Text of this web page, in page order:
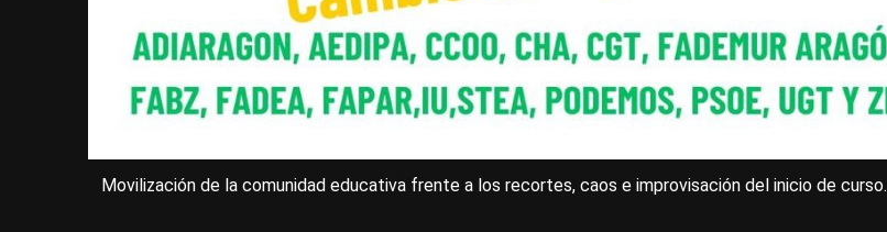
Movilización de la comunidad educativa frente a los recortes, caos e improvisación del inicio de curso.